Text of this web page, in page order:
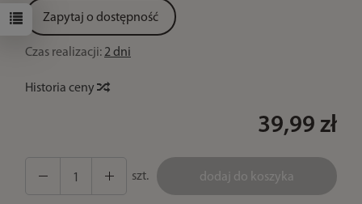
Zapytaj o dostępność
Czas realizacji:2 dni
Historia ceny
39,99 zł
szt. dodaj do koszyka